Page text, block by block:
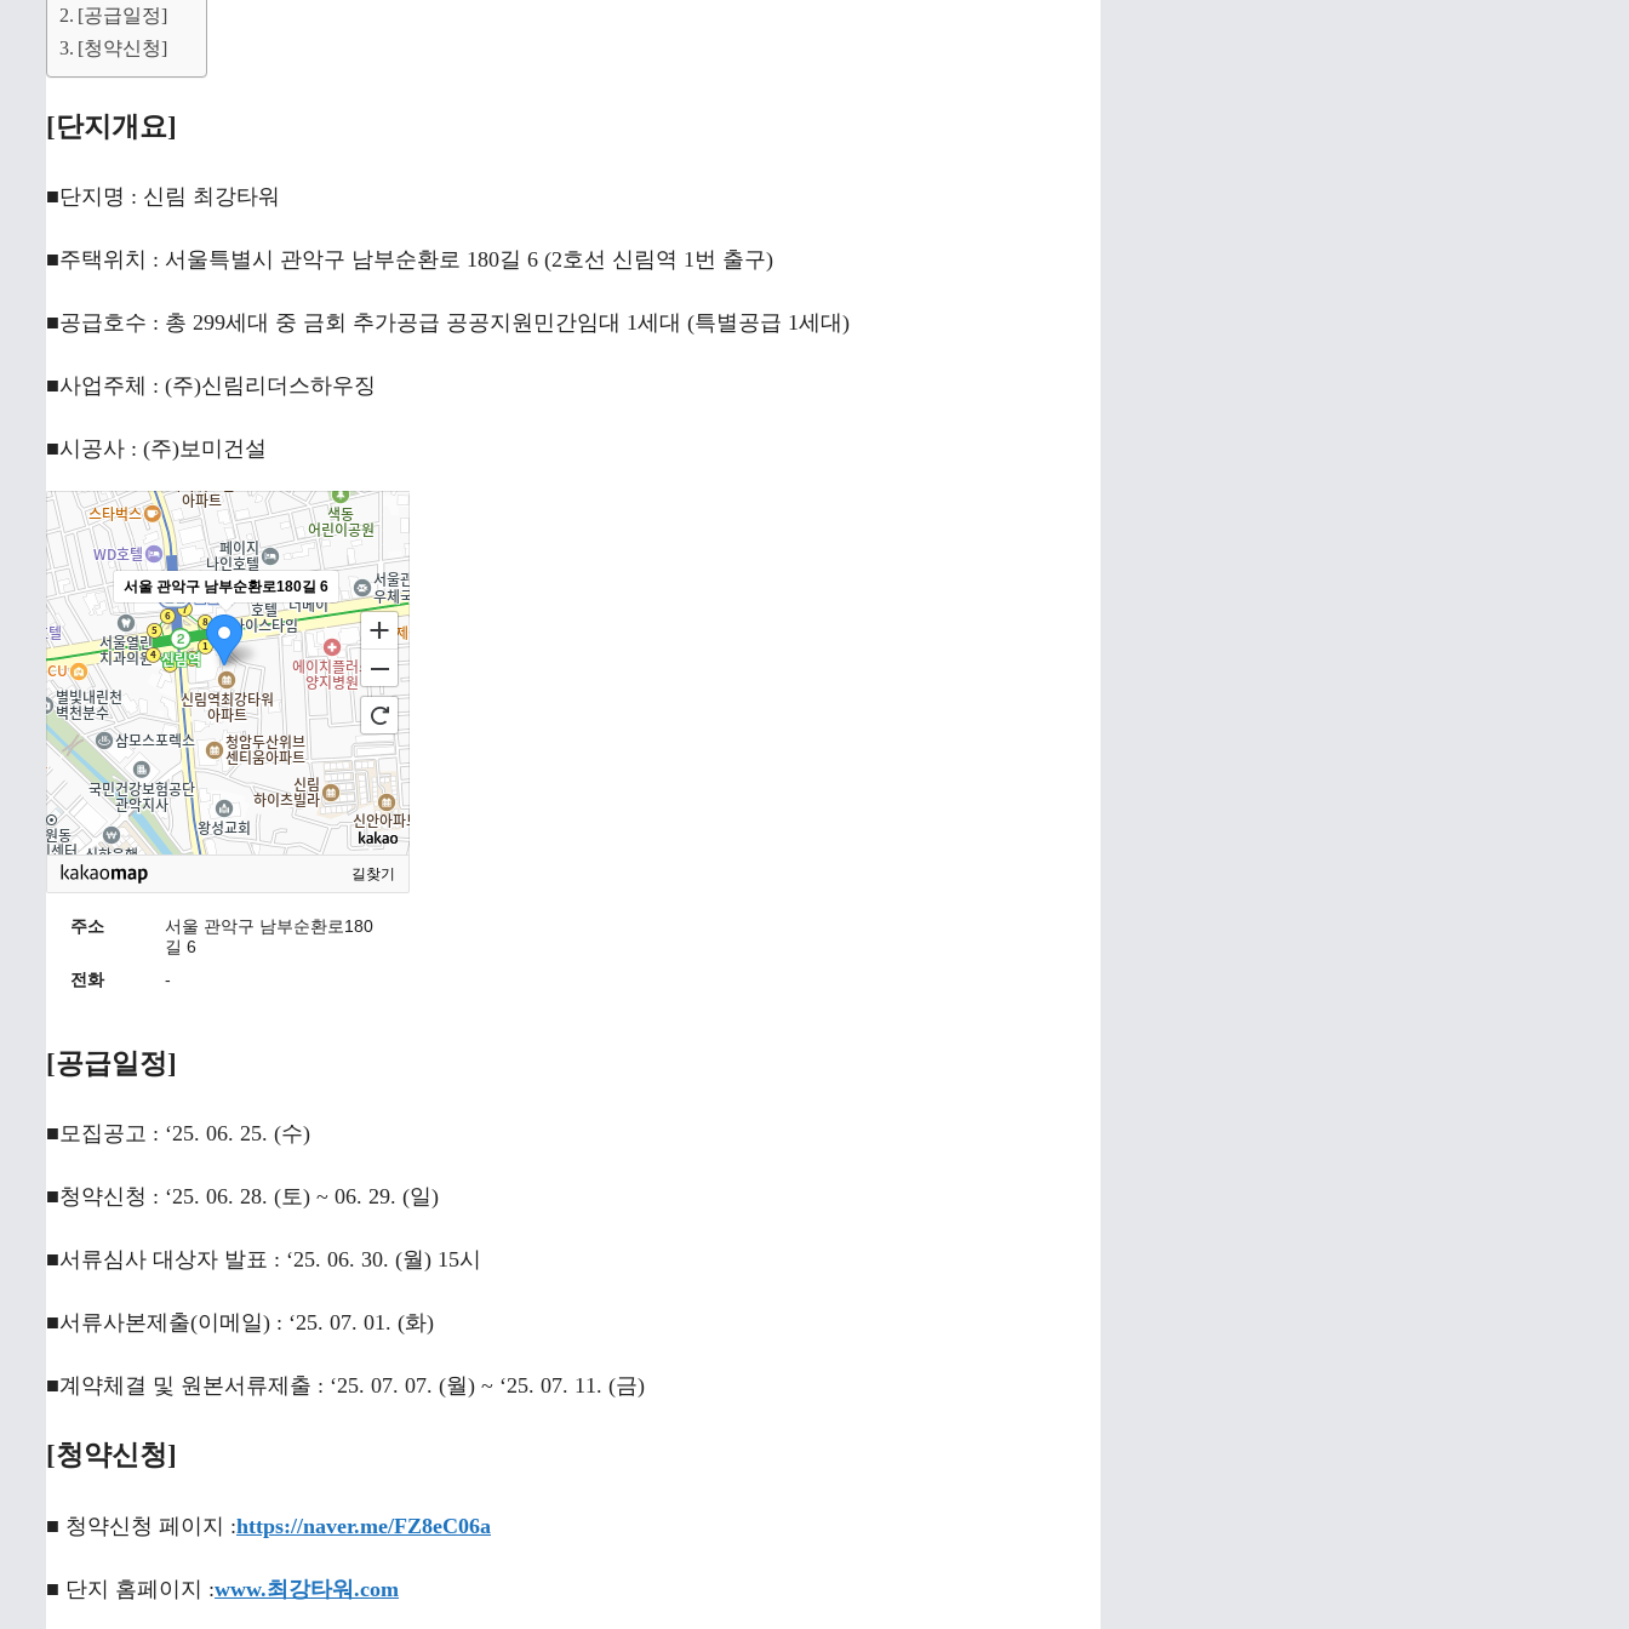
[공급일정]
[청약신청]
[단지개요]
■단지명 : 신림 최강타워
■주택위치 : 서울특별시 관악구 남부순환로 180길 6 (2호선 신림역 1번 출구)
■공급호수 : 총 299세대 중 금회 추가공급 공공지원민간임대 1세대 (특별공급 1세대)
■사업주체 : (주)신림리더스하우징
■시공사 : (주)보미건설
서울 관악구 남부순환로180길 6
길찾기
주소
서울 관악구 남부순환로180
길 6
전화
-
[공급일정]
■모집공고 : ‘25. 06. 25. (수)
■청약신청 : ‘25. 06. 28. (토) ~ 06. 29. (일)
■서류심사 대상자 발표 : ‘25. 06. 30. (월) 15시
■서류사본제출(이메일) : ‘25. 07. 01. (화)
■계약체결 및 원본서류제출 : ‘25. 07. 07. (월) ~ ‘25. 07. 11. (금)
[청약신청]
■ 청약신청 페이지 :https://naver.me/FZ8eC06a
■ 단지 홈페이지 :www.최강타워.com